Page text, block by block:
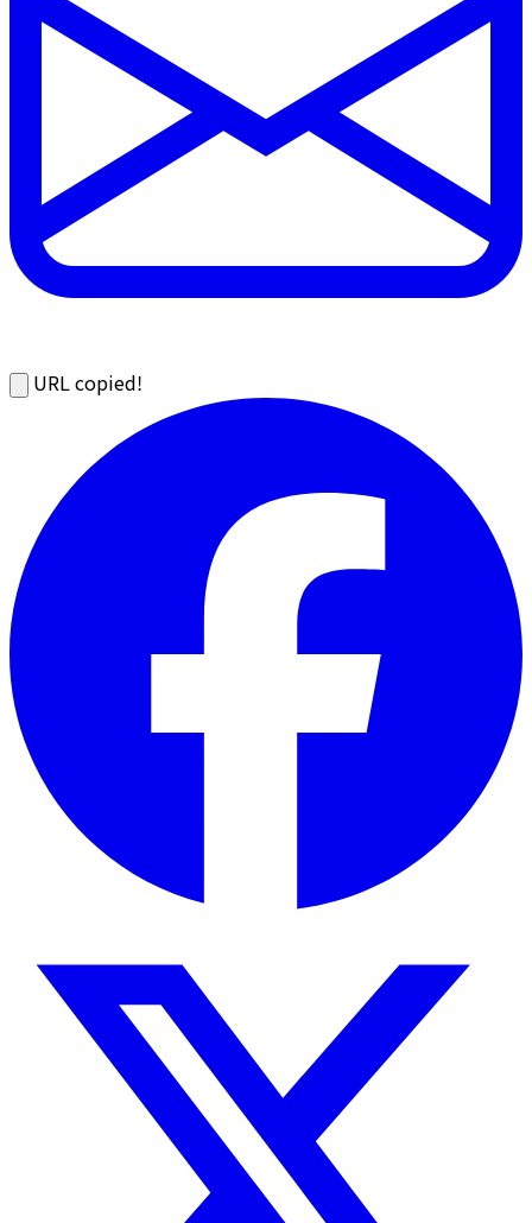
URL copied!